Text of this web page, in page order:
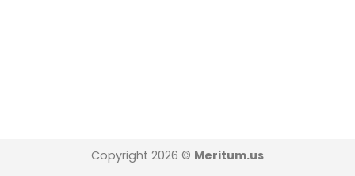
Copyright 2026 © Meritum.us